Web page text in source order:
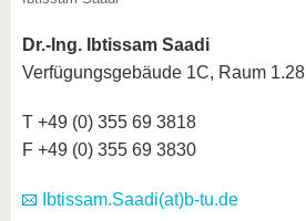
Dr.-Ing. Ibtissam Saadi
Verfügungsgebäude 1C, Raum 1.28
T +49 (0) 355 69 3818
F +49 (0) 355 69 3830
Ibtissam.Saadi(at)b-tu.de